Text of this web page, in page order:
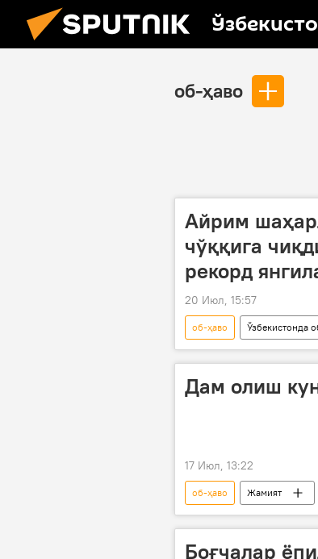
об-ҳаво
Айрим
чўққига
рекорд
20 Июл, 15:57
об-ҳаво Ўзбекистонда
Тошкент об-ҳаво
Дам олиш
17 Июл, 13:22
об-ҳаво Жамият
Боғчалар